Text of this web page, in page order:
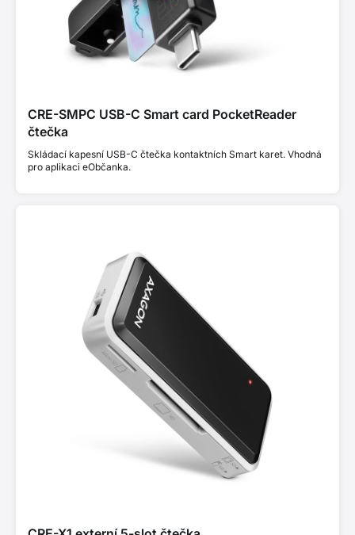
CRE-SMPC USB-C Smart card PocketReader
čtečka
Skládací kapesní USB-C čtečka kontaktních Smart karet. Vhodná
pro aplikaci eObčanka.